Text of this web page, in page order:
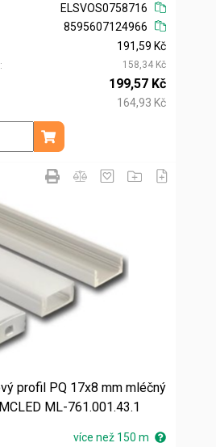
ELSVOS0758716
8595607124966
191,59 Kč
158,34 Kč
199,57 Kč
164,93 Kč
m
Přidat do košíku
profil PQ 17x8 mm mléčný
ML-761.001.43.1
více než 150 m